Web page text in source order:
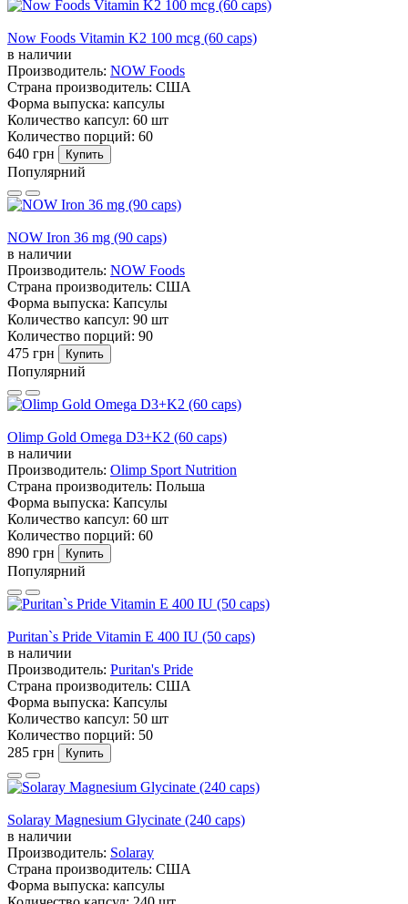
Now Foods Vitamin K2 100 mcg (60 caps)
в наличии
Производитель: NOW Foods
Страна производитель: США
Форма выпуска: капсулы
Количество капсул: 60 шт
Количество порций: 60
640 грн
Купить
Популярний
NOW Iron 36 mg (90 caps)
в наличии
Производитель: NOW Foods
Страна производитель: США
Форма выпуска: Капсулы
Количество капсул: 90 шт
Количество порций: 90
475 грн
Купить
Популярний
Olimp Gold Omega D3+K2 (60 caps)
в наличии
Производитель: Olimp Sport Nutrition
Страна производитель: Польша
Форма выпуска: Капсулы
Количество капсул: 60 шт
Количество порций: 60
890 грн
Купить
Популярний
Puritan`s Pride Vitamin E 400 IU (50 caps)
в наличии
Производитель: Puritan's Pride
Страна производитель: США
Форма выпуска: Капсулы
Количество капсул: 50 шт
Количество порций: 50
285 грн
Купить
Solaray Magnesium Glycinate (240 caps)
в наличии
Производитель: Solaray
Страна производитель: США
Форма выпуска: капсулы